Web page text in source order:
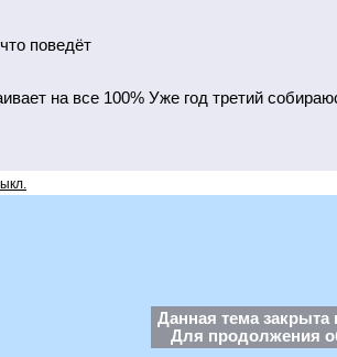
поведёт
на все 100% Уже год третий
Данная тема закрыта
Для продолжения